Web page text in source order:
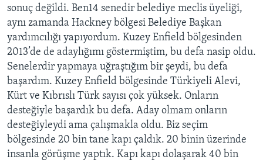
sonuç değildi. Ben14 senedir belediye meclis üyeliği,
aynı zamanda Hackney bölgesi Belediye Başkan
yardımcılığı yapıyordum. Kuzey Enfield bölgesinden
2013’de de adaylığımı göstermiştim, bu defa nasip oldu.
Senelerdir yapmaya uğraştığım bir şeydi, bu defa
başardım. Kuzey Enfield bölgesinde Türkiyeli Alevi,
Kürt ve Kıbrıslı Türk sayısı çok yüksek. Onların
desteğiyle başardık bu defa. Aday olmam onların
desteğiyleydi ama çalışmakla oldu. Biz seçim
bölgesinde 20 bin tane kapı çaldık. 20 binin üzerinde
insanla görüşme yaptık. Kapı kapı dolaşarak 40 bin